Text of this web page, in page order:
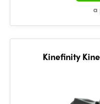
a
Kinefinity